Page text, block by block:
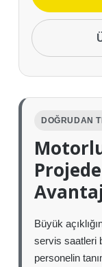
DOĞRUDAN
Büyük
servis saatleri
personelin